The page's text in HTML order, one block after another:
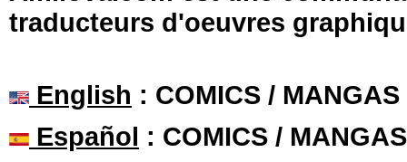
traducteurs d'oeuvres
English : COMICS /
Español : COMICS /